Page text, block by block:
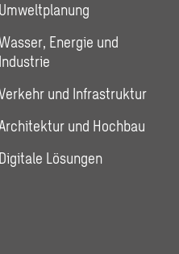
Umweltplanung
Energie und
Industrie
und Infrastruktur
und Hochbau
Digitale Lösungen